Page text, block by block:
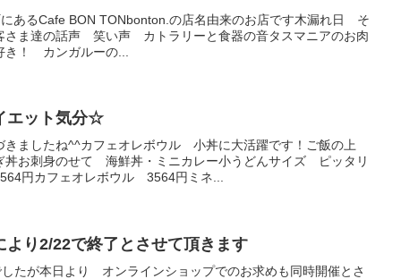
あるCafe BON TONbonton.の店名由来のお店です木漏れ日 そ
ま達の話声 笑い声 カトラリーと食器の音タスマニアのお肉
き！ カンガルーの...
エット気分☆
ましたね^^カフェオレボウル 小丼に大活躍です！ご飯の上
お刺身のせて 海鮮丼・ミニカレー小うどんサイズ ピッタリ
円カフェオレボウル 3564円ミネ...
り2/22で終了とさせて頂きます
たが本日より オンラインショップでのお求めも同時開催とさ